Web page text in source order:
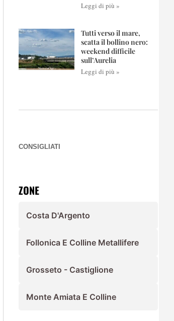
Leggi di più »
Tutti verso il mare,
scatta il bollino nero:
weekend difficile
sull’Aurelia
Leggi di più »
CONSIGLIATI
ZONE
Costa D'Argento
Follonica E Colline Metallifere
Grosseto - Castiglione
Monte Amiata E Colline